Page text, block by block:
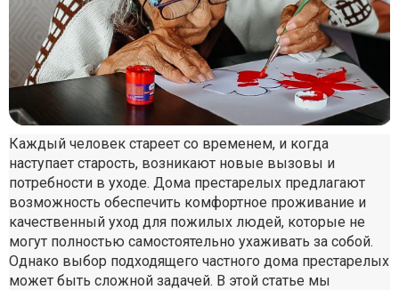
Каждый человек стареет со временем, и когда
наступает старость, возникают новые вызовы и
потребности в уходе. Дома престарелых предлагают
возможность обеспечить комфортное проживание и
качественный уход для пожилых людей, которые не
могут полностью самостоятельно ухаживать за собой.
Однако выбор подходящего частного дома престарелых
может быть сложной задачей. В этой статье мы